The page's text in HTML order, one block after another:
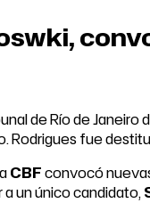
de Río de
Rodrigues fue
CBFconvocó
un único candidato,